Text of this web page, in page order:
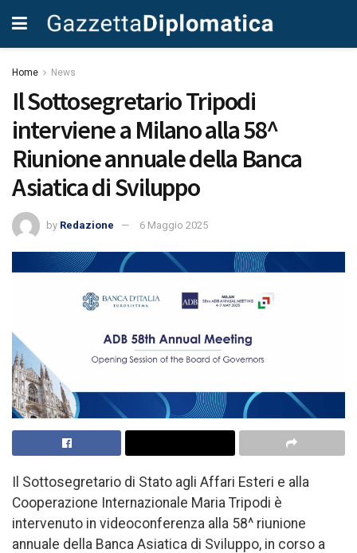
Home News
Il Sottosegretario Tripodi
interviene a Milano alla 58^
Riunione annuale della Banca
Asiatica di Sviluppo
by Redazione 6 Maggio 2025
Il Sottosegretario di Stato agli Affari Esteri e alla
Cooperazione Internazionale Maria Tripodi è
intervenuto in videoconferenza alla 58^ riunione
annuale della Banca Asiatica di Sviluppo, in corso a